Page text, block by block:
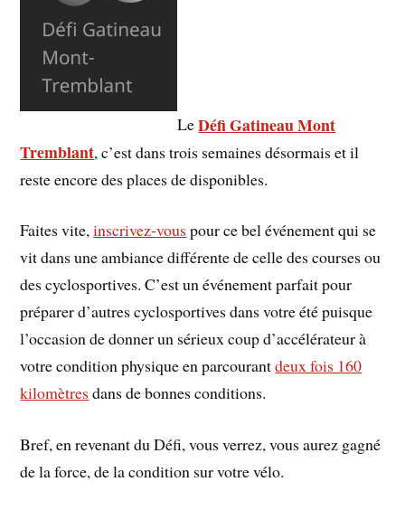
LeDéfi Gatineau Mont
Tremblant, c’est dans trois semaines désormais et il
reste encore des places de disponibles.
Faites vite,inscrivez-vous pour ce bel événement qui se
vit dans une ambiance différente de celle des courses ou
des cyclosportives. C’est un événement parfait pour
préparer d’autres cyclosportives dans votre été puisque
l’occasion de donner un sérieux coup d’accélérateur à
votre condition physique en parcourantdeux fois 160
kilomètres dans de bonnes conditions.
Bref, en revenant du Défi, vous verrez, vous aurez gagné
de la force, de la condition sur votre vélo.